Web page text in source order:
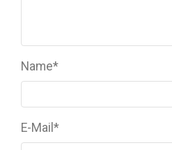
Name*
E-Mail *